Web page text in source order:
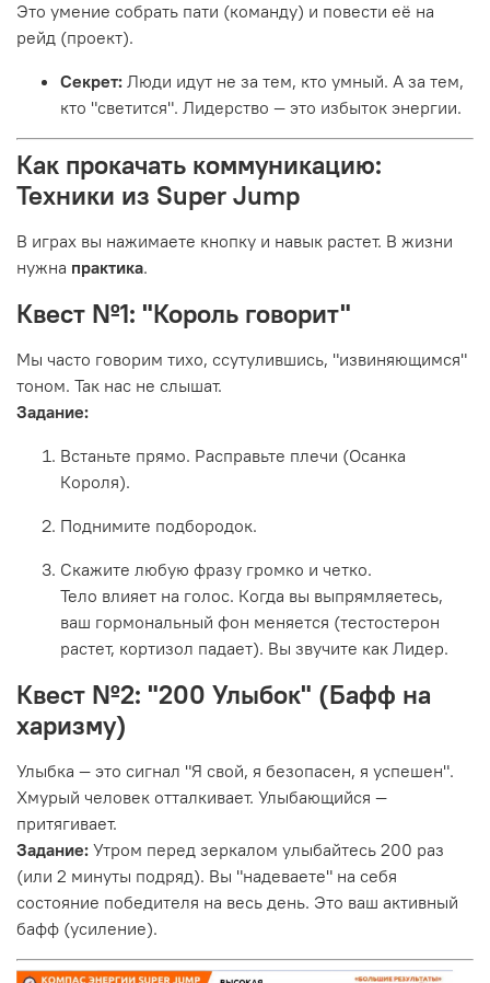
Это умение собрать пати (команду) и повести её на
рейд (проект).
Секрет: Люди идут не за тем, кто умный. А за тем,
кто "светится". Лидерство — это избыток энергии.
Как прокачать коммуникацию:
Техники из Super Jump
В играх вы нажимаете кнопку и навык растет. В жизни
нужна практика.
Квест №1: "Король говорит"
Мы часто говорим тихо, ссутулившись, "извиняющимся"
тоном. Так нас не слышат.
Задание:
Встаньте прямо. Расправьте плечи (Осанка
Короля).
Поднимите подбородок.
Скажите любую фразу громко и четко.
Тело влияет на голос. Когда вы выпрямляетесь,
ваш гормональный фон меняется (тестостерон
растет, кортизол падает). Вы звучите как Лидер.
Квест №2: "200 Улыбок" (Бафф на
харизму)
Улыбка — это сигнал "Я свой, я безопасен, я успешен".
Хмурый человек отталкивает. Улыбающийся —
притягивает.
Задание: Утром перед зеркалом улыбайтесь 200 раз
(или 2 минуты подряд). Вы "надеваете" на себя
состояние победителя на весь день. Это ваш активный
бафф (усиление).